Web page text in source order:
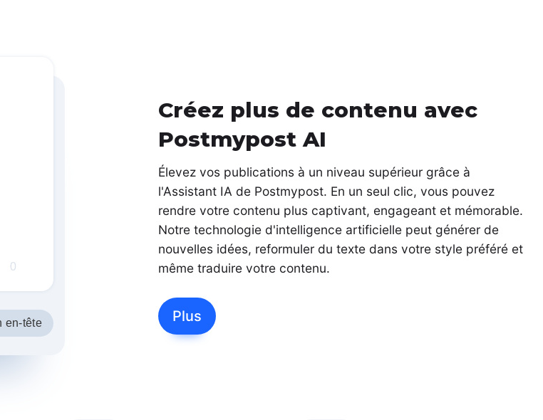
0
en-tête
Créez plus de contenu avec
Postmypost AI
Élevez vos publications à un niveau supérieur grâce à
l'Assistant IA de Postmypost. En un seul clic, vous pouvez
rendre votre contenu plus captivant, engageant et mémorable.
Notre technologie d'intelligence artificielle peut générer de
nouvelles idées, reformuler du texte dans votre style préféré et
même traduire votre contenu.
Plus